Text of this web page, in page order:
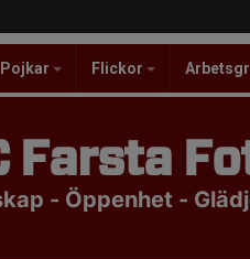
Pojkar Flickor
Farsta
- Öppenhet -